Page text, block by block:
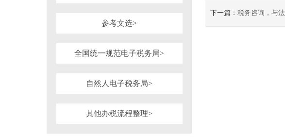
参考文选>
全国统一规范电子税务局>
自然人电子税务局>
其他办税流程整理>
下一篇： 税务咨询，与